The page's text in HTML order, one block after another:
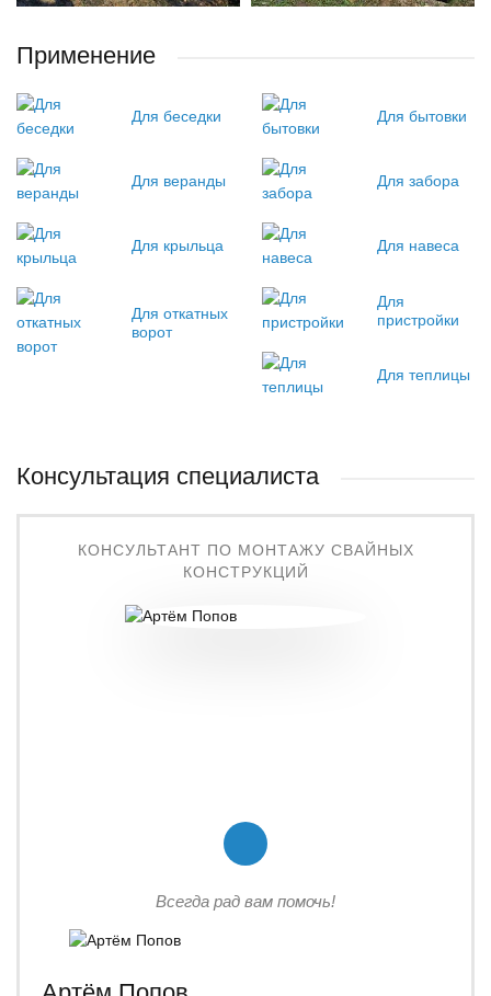
Применение
Для беседки Для бытовки
Для веранды Для забора
Для крыльца Для навеса
Для откатных
ворот
Для
пристройки
Для теплицы
Консультация специалиста
КОНСУЛЬТАНТ ПО МОНТАЖУ СВАЙНЫХ
КОНСТРУКЦИЙ
Всегда рад вам помочь!